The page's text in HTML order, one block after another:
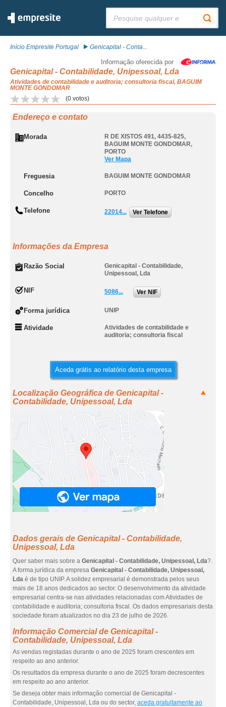
Início Empresite Portugal Genicapital - Conta...
Informação oferecida por
Genicapital - Contabilidade, Unipessoal, Lda
Atividades de contabilidade e auditoria; consultoria fiscal, BAGUIM
MONTE GONDOMAR
(0 votos)
Endereço e contato
Morada R DE XISTOS 491, 4435-825,
BAGUIM MONTE GONDOMAR,
PORTO
Ver Mapa
Freguesia BAGUIM MONTE GONDOMAR
Concelho PORTO
Telefone 22014... Ver Telefone
Informações da Empresa
Razão Social
Genicapital - Contabilidade,
Unipessoal, Lda
NIF 5086... Ver NIF
Forma jurídica UNIP
Atividade
Atividades de contabilidade e
auditoria; consultoria fiscal
Aceda grátis ao relatório desta empresa
Localização Geográfica de Genicapital -
Contabilidade, Unipessoal, Lda
Dados gerais de Genicapital - Contabilidade,
Unipessoal, Lda
Quer saber mais sobre a Genicapital - Contabilidade, Unipessoal, Lda?.
A forma jurídica da empresa Genicapital - Contabilidade, Unipessoal,
Lda é de tipo UNIP. A solidez empresarial é demonstrada pelos seus
mais de 18 anos dedicados ao sector. O desenvolvimento da atividade
empresarial centra-se nas atividades relacionadas com Atividades de
contabilidade e auditoria; consultoria fiscal. Os dados empresariais desta
sociedade foram atualizados no dia 23 de julho de 2026.
Informação Comercial de Genicapital -
Contabilidade, Unipessoal, Lda
As vendas registadas durante o ano de 2025 foram crescentes em
respeito ao ano anterior.
Os resultados da empresa durante o ano de 2025 foram decrescentes
em respeito ao ano anterior.
Se deseja obter mais informação comercial de Genicapital -
Contabilidade, Unipessoal, Lda ou do sector, aceda gratuitamente ao